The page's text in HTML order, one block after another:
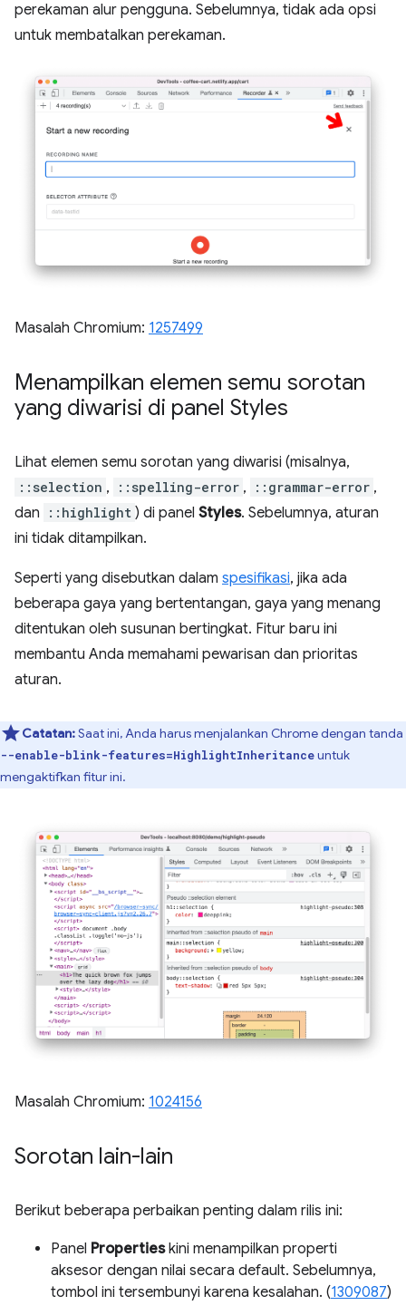
perekaman alur pengguna. Sebelumnya, tidak ada opsi
untuk membatalkan perekaman.
Masalah Chromium: 1257499
Menampilkan elemen semu sorotan
yang diwarisi di panel Styles
Lihat elemen semu sorotan yang diwarisi (misalnya,
::selection , ::spelling-error , ::grammar-error ,
dan
::highlight ) di panel Styles. Sebelumnya, aturan
ini tidak ditampilkan.
Seperti yang disebutkan dalam spesifikasi, jika ada
beberapa gaya yang bertentangan, gaya yang menang
ditentukan oleh susunan bertingkat. Fitur baru ini
membantu Anda memahami pewarisan dan prioritas
aturan.
Catatan:Saat ini, Anda harus menjalankan Chrome dengan tanda
--enable-blink-features=HighlightInheritanceuntuk
mengaktifkan fitur ini.
Masalah Chromium: 1024156
Sorotan lain-lain
Berikut beberapa perbaikan penting dalam rilis ini:
Panel Propertieskini menampilkan properti
aksesor dengan nilai secara default. Sebelumnya,
tombol ini tersembunyi karena kesalahan. (1309087)